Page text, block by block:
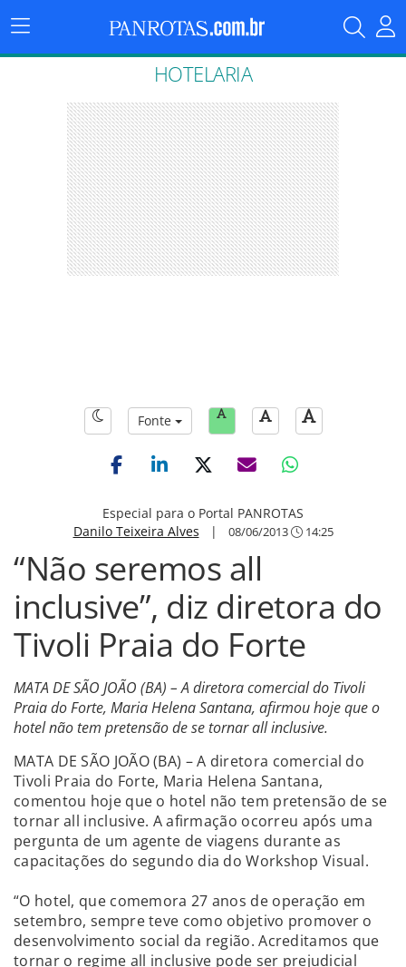
Menu
Principal
HOTELARIA
Fonte
Especial para o Portal PANROTAS
Danilo Teixeira Alves | 08/06/2013 14:25
“Não seremos all
inclusive”, diz diretora do
Tivoli Praia do Forte
MATA DE SÃO JOÃO (BA) – A diretora comercial do Tivoli
Praia do Forte, Maria Helena Santana, afirmou hoje que o
hotel não tem pretensão de se tornar all inclusive.
MATA DE SÃO JOÃO (BA) – A diretora comercial do
Tivoli Praia do Forte, Maria Helena Santana,
comentou hoje que o hotel não tem pretensão de se
tornar all inclusive. A afirmação ocorreu após uma
pergunta de um agente de viagens durante as
capacitações do segundo dia do Workshop Visual.
“O hotel, que comemora 27 anos de operação em
setembro, sempre teve como objetivo promover o
desenvolvimento social da região. Acreditamos que
tornar o regime all inclusive pode ser prejudicial